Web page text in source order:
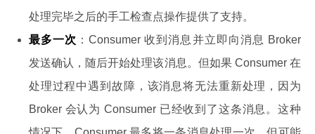
处理完毕之后的手工检查点操作提供了支持。
最多一次 ：Consumer 收到消息并立即向消息 Broker
发送确认，随后开始处理该消息。但如果 Consumer 在
处理过程中遇到故障，该消息将无法重新处理，因为
Broker 会认为 Consumer 已经收到了这条消息。这种